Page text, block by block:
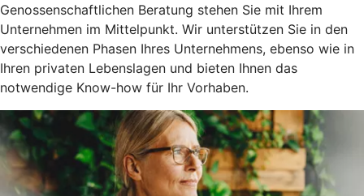
Genossenschaftlichen Beratung stehen Sie mit Ihrem
Unternehmen im Mittelpunkt. Wir unterstützen Sie in den
verschiedenen Phasen Ihres Unternehmens, ebenso wie in
Ihren privaten Lebenslagen und bieten Ihnen das
notwendige Know-how für Ihr Vorhaben.